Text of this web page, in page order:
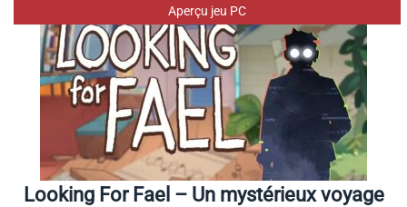
Aperçu jeu PC
Looking For Fael – Un mystérieux voyage